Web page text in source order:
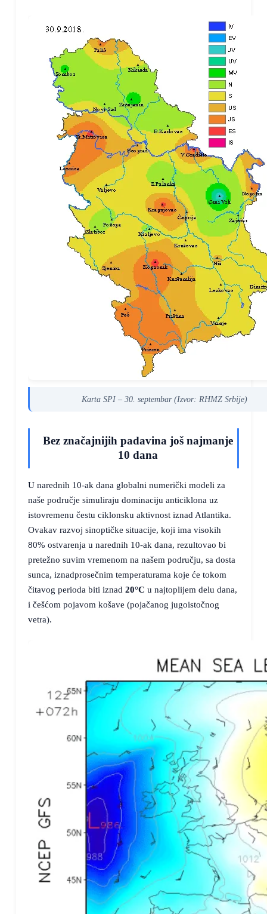
Karta SPI – 30. septembar (Izvor: RHMZ Srbije)
Bez značajnijih padavina još najmanje
10 dana
U narednih 10-ak dana globalni numerički modeli za
naše područje simuliraju dominaciju anticiklona uz
istovremenu čestu ciklonsku aktivnost iznad Atlantika.
Ovakav razvoj sinoptičke situacije, koji ima visokih
80% ostvarenja u narednih 10-ak dana, rezultovao bi
pretežno suvim vremenom na našem području, sa dosta
sunca, iznadprosečnim temperaturama koje će tokom
čitavog perioda biti iznad 20°C u najtoplijem delu dana,
i češćom pojavom košave (pojačanog jugoistočnog
vetra).